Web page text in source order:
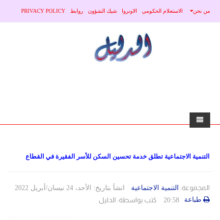
من نحن الاستعلام الحكومي الاونروا شيك الشؤون روابط PRIVACY POLICY
التنمية الاجتماعية تطلق خدمة تحسين السكن للأسر الفقيرة في القطاع
المجموعة: التنمية الاجتماعية
انشأ بتاريخ: الأحد، 24 نيسان/أبريل 2022
20:58
كتب بواسطة: الدليل طباعة
محلي
عربي
منوعات
صحة